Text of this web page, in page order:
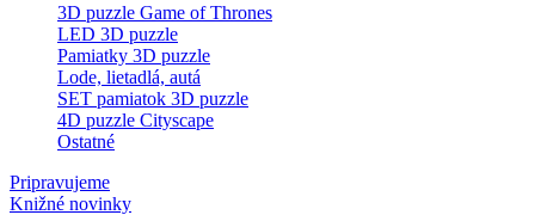
3D puzzle Game of Thrones
LED 3D puzzle
Pamiatky 3D puzzle
Lode, lietadlá, autá
SET pamiatok 3D puzzle
4D puzzle Cityscape
Ostatné
Pripravujeme
Knižné novinky